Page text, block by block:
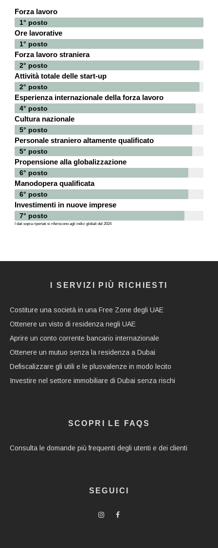
Forza lavoro
1° posto
Ore lavorative
1° posto
Forza lavoro straniera
2° posto
Attività totale delle start-up
2° posto
Esperienza internazionale della forza lavoro
4° posto
Cultura nazionale
5° posto
Personale straniero altamente qualificato
5° posto
Propensione alla globalizzazione
6° posto
Manodopera qualificata
6° posto
Investimenti in nuove imprese
7° posto
I dati sopra riportati si riferiscono agli indici globali del 2024
I SERVIZI PIÙ RICHIESTI
Costiture una società in una Free Zone degli UAE
Ottenere un visto di residenza negli UAE
Aprire un conto corrente bancario internazionale
Ottenere un mutuo senza la residenza a Dubai
Defiscalizzare gli utili e le plusvalenze in modo lecito
Investire nel settore immobiliare di Dubai senza rischi
SCOPRI LE FAQS
Consulta le domande più frequenti degli utenti e dei clienti
SEGUICI